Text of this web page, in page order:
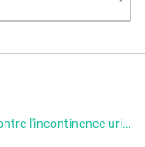
Des solutions naturelles contre l'incontinence urinaire